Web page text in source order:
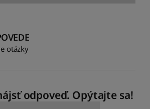
otázky
odpoveď. Opýtajte sa!